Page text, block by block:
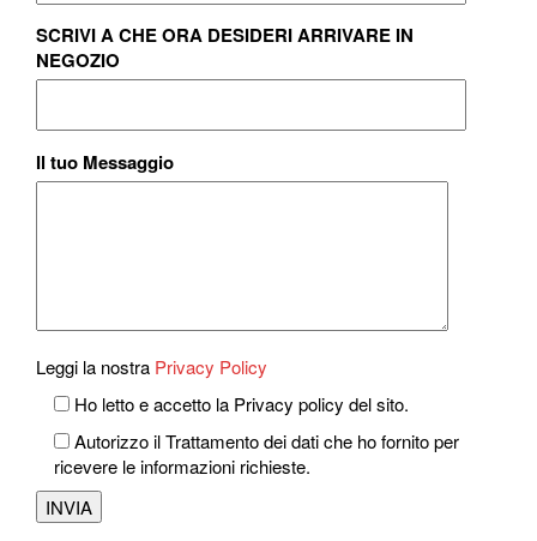
SCRIVI A CHE ORA DESIDERI ARRIVARE IN
NEGOZIO
Il tuo Messaggio
Leggi la nostra Privacy Policy
Ho letto e accetto la Privacy policy del sito.
Autorizzo il Trattamento dei dati che ho fornito per
ricevere le informazioni richieste.